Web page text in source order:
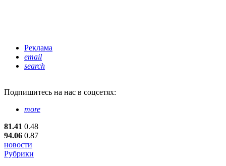
Реклама
email
search
Подпишитесь на нас в соцсетях:
more
81.41 0.48
94.06 0.87
новости
Рубрики